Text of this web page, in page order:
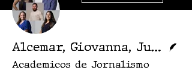
Alcemar, Giovanna, Juan, Karol e Rayssa
Academicos de Jornalismo